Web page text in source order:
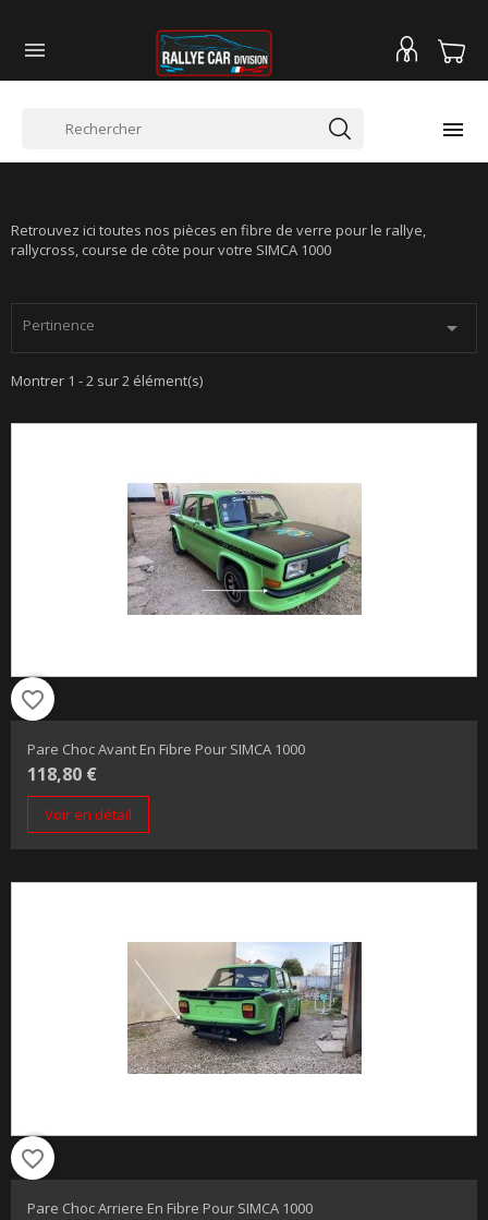


Retrouvez ici toutes nos pièces en fibre de verre pour le rallye,
rallycross, course de côte pour votre SIMCA 1000
Pertinence 
Montrer 1 - 2 sur 2 élément(s)
favorite_border
Pare Choc Avant En Fibre Pour SIMCA 1000
118,80 €
Voir en détail
favorite_border
Pare Choc Arriere En Fibre Pour SIMCA 1000